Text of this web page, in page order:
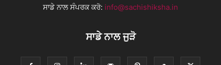
ਸਾਡੇ ਨਾਲ ਸੰਪਰਕ ਕਰੋ: info@sachishiksha.in
ਸਾਡੇ ਨਾਲ ਜੁੜੋ